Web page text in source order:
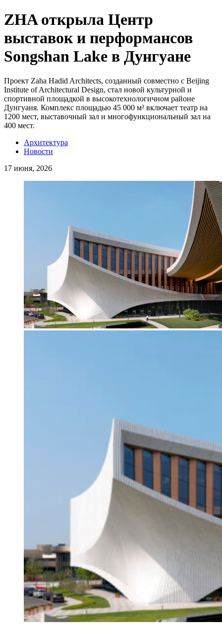
ZHA открыла Центр
выставок и перформансов
Songshan Lake в Дунгуане
Проект Zaha Hadid Architects, созданный совместно с Beijing
Institute of Architectural Design, стал новой культурной и
спортивной площадкой в высокотехнологичном районе
Дунгуаня. Комплекс площадью 45 000 м² включает театр на
1200 мест, выставочный зал и многофункциональный зал на
400 мест.
Архитектура
Новости
17 июня, 2026